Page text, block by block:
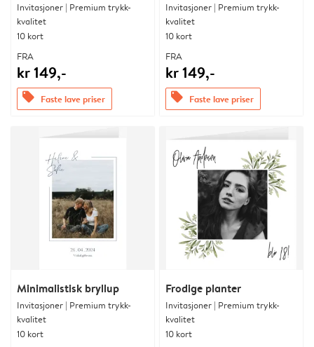
Invitasjoner | Premium trykk-
kvalitet
10 kort
FRA
kr 149,-
offers Faste lave priser
Invitasjoner | Premium trykk-
kvalitet
10 kort
FRA
kr 149,-
offers Faste lave priser
Minimalistisk bryllup
Invitasjoner | Premium trykk-
kvalitet
10 kort
Frodige planter
Invitasjoner | Premium trykk-
kvalitet
10 kort